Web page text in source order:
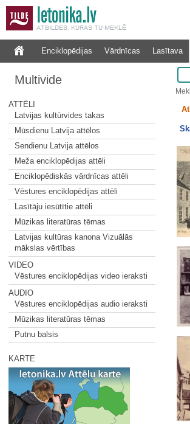
Enciklopēdijas Vārdnīcas Lasītava
Multivide
ATTĒLI
Latvijas kultūrvides takas
Mūsdienu Latvija attēlos
Sendienu Latvija attēlos
Meža enciklopēdijas attēli
Enciklopēdiskās vārdnīcas attēli
Vēstures enciklopēdijas attēli
Lasītāju iesūtītie attēli
Mūzikas literatūras tēmas
Latvijas kultūras kanona Vizuālās
mākslas vērtības
VIDEO
Vēstures enciklopēdijas video ieraksti
AUDIO
Vēstures enciklopēdijas audio ieraksti
Mūzikas literatūras tēmas
Putnu balsis
KARTE